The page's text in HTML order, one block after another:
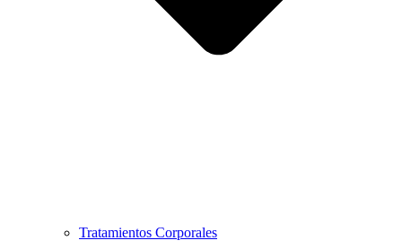
Tratamientos Corporales